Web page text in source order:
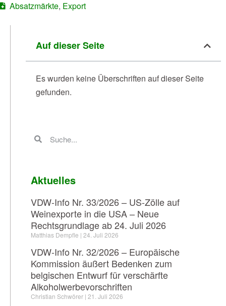
Absatzmärkte, Export
Auf dieser Seite
Es wurden keine Überschriften auf dieser Seite
gefunden.
Aktuelles
VDW-Info Nr. 33/2026 – US-Zölle auf
Weinexporte in die USA – Neue
Rechtsgrundlage ab 24. Juli 2026
Matthias Dempfle 24. Juli 2026
VDW-Info Nr. 32/2026 – Europäische
Kommission äußert Bedenken zum
belgischen Entwurf für verschärfte
Alkoholwerbevorschriften
Christian Schwörer 21. Juli 2026